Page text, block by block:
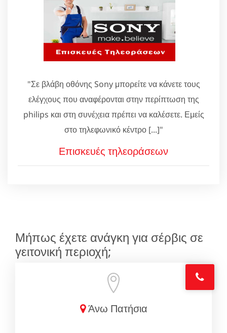
"Σε βλάβη οθόνης Sony μπορείτε να κάνετε τους
ελέγχους που αναφέρονται στην περίπτωση της
philips και στη συνέχεια πρέπει να καλέσετε. Εμείς
στο τηλεφωνικό κέντρο [...]"
Επισκευές τηλεοράσεων
Μήπως έχετε ανάγκη για σέρβις σε
γειτονική περιοχή;
Άνω Πατήσια